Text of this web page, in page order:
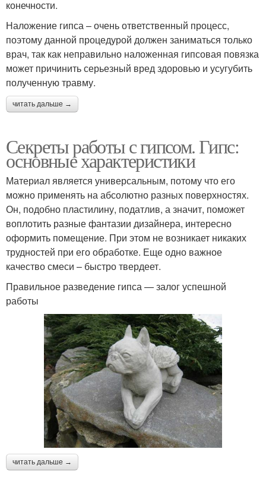
конечности.
Наложение гипса – очень ответственный процесс,
поэтому данной процедурой должен заниматься только
врач, так как неправильно наложенная гипсовая повязка
может причинить серьезный вред здоровью и усугубить
полученную травму.
читать дальше →
Секреты работы с гипсом. Гипс:
основные характеристики
Материал является универсальным, потому что его
можно применять на абсолютно разных поверхностях.
Он, подобно пластилину, податлив, а значит, поможет
воплотить разные фантазии дизайнера, интересно
оформить помещение. При этом не возникает никаких
трудностей при его обработке. Еще одно важное
качество смеси – быстро твердеет.
Правильное разведение гипса — залог успешной
работы
читать дальше →